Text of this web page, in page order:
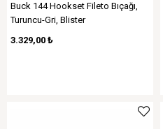
Buck 144 Hookset Fileto Bıçağı,
Turuncu-Gri, Blister
3.329,00 ₺